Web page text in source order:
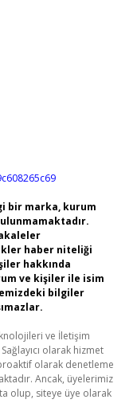
bir marka, kurum
haber niteliği
hakkında
ve kişiler ile isim
bilgiler
ve İletişim
olarak hizmet
olarak denetleme
Ancak, üyelerimiz
olup, siteye üye olarak